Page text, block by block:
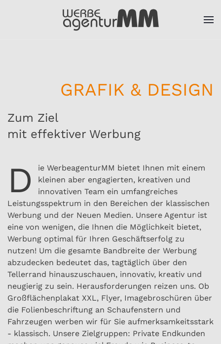
Zum Hauptinhalt springen
GRAFIK & DESIGN
Zum Ziel
mit effektiver Werbung
D
ie WerbeagenturMM bietet Ihnen mit einem
kleinen aber engagierten, kreativen und
innovativen Team ein umfangreiches
Leistungsspektrum in den Bereichen der klassischen
Werbung und der Neuen Medien. Unsere Agentur ist
eine von wenigen, die Ihnen die Möglichkeit bietet,
Werbung optimal für Ihren Geschäftserfolg zu
nutzen! Um die gesamte Bandbreite der Werbung
abzudecken bedeutet das, tagtäglich über den
Tellerrand hinauszuschauen, innovativ, kreativ und
neugierig zu sein. Herausforderungen reizen uns. Ob
Großflächenplakat XXL, Flyer, Imagebroschüren über
die Folienbeschriftung an Schaufenstern und
Fahrzeugen werben wir für Sie aufmerksamkeitsstark
- klassisch. Unsere Zielgruppen: Private Endkunden